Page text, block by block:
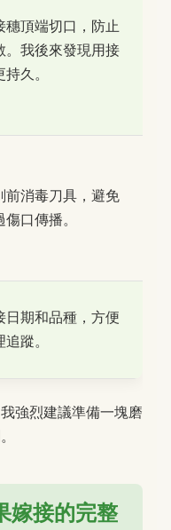
穗頂端切口，防止
。我後來發現用接
久。
前消毒刀具，避免
口傳播。
日期和品種，方便
蹤。
強烈建議準備一塊磨
嫁接的完整